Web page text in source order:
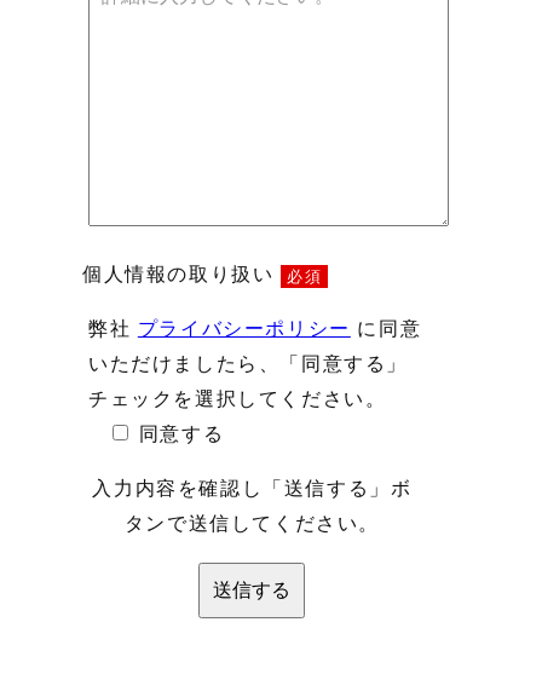
個人情報の取り扱い 必須
弊社 プライバシーポリシー に同意
いただけましたら、「同意する」
チェックを選択してください。
同意する
入力内容を確認し「送信する」ボ
タンで送信してください。